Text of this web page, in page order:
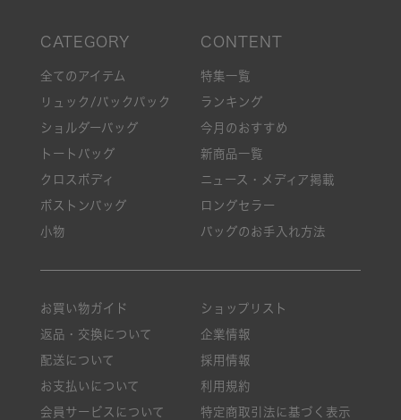
全てのアイテム
リュック/バックパック
ショルダーバッグ
トートバッグ
クロスボディ
ボストンバッグ
小物
特集一覧
ランキング
今月のおすすめ
新商品一覧
ニュース・メディア掲載
ロングセラー
バッグのお手入れ方法
お買い物ガイド
返品・交換について
配送について
お支払いについて
会員サービスについて
ショップリスト
企業情報
採用情報
利用規約
特定商取引法に基づく表示